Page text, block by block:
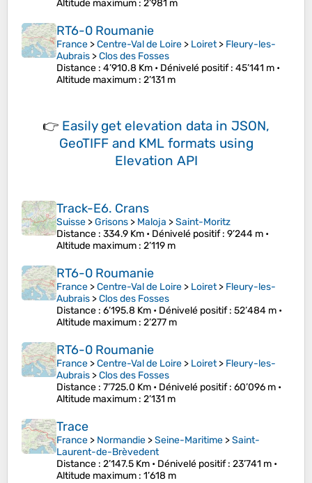
Altitude maximum : 2’981 m
RT6-0 Roumanie
France >Centre-Val de Loire > Loiret> Fleury-les-
Aubrais >Clos des Fosses
Distance : 4’910.8 Km • Dénivelé positif: 45’141 m •
Altitude maximum : 2’131 m
👉 Easily get elevation data in JSON,
GeoTIFF and KML formats using
Elevation API
Track-E6. Crans
Suisse >Grisons > Maloja >Saint-Moritz
Distance : 334.9 Km • Dénivelé positif: 9’244 m •
Altitude maximum : 2’119 m
RT6-0 Roumanie
France >Centre-Val de Loire > Loiret> Fleury-les-
Aubrais >Clos des Fosses
Distance : 6’195.8 Km • Dénivelé positif: 52’484 m •
Altitude maximum : 2’277 m
RT6-0 Roumanie
France >Centre-Val de Loire > Loiret> Fleury-les-
Aubrais >Clos des Fosses
Distance : 7’725.0 Km • Dénivelé positif: 60’096 m •
Altitude maximum : 2’131 m
Trace
France > Normandie >Seine-Maritime >Saint-
Laurent-de-Brèvedent
Distance : 2’147.5 Km • Dénivelé positif: 23’741 m •
Altitude maximum : 1’618 m